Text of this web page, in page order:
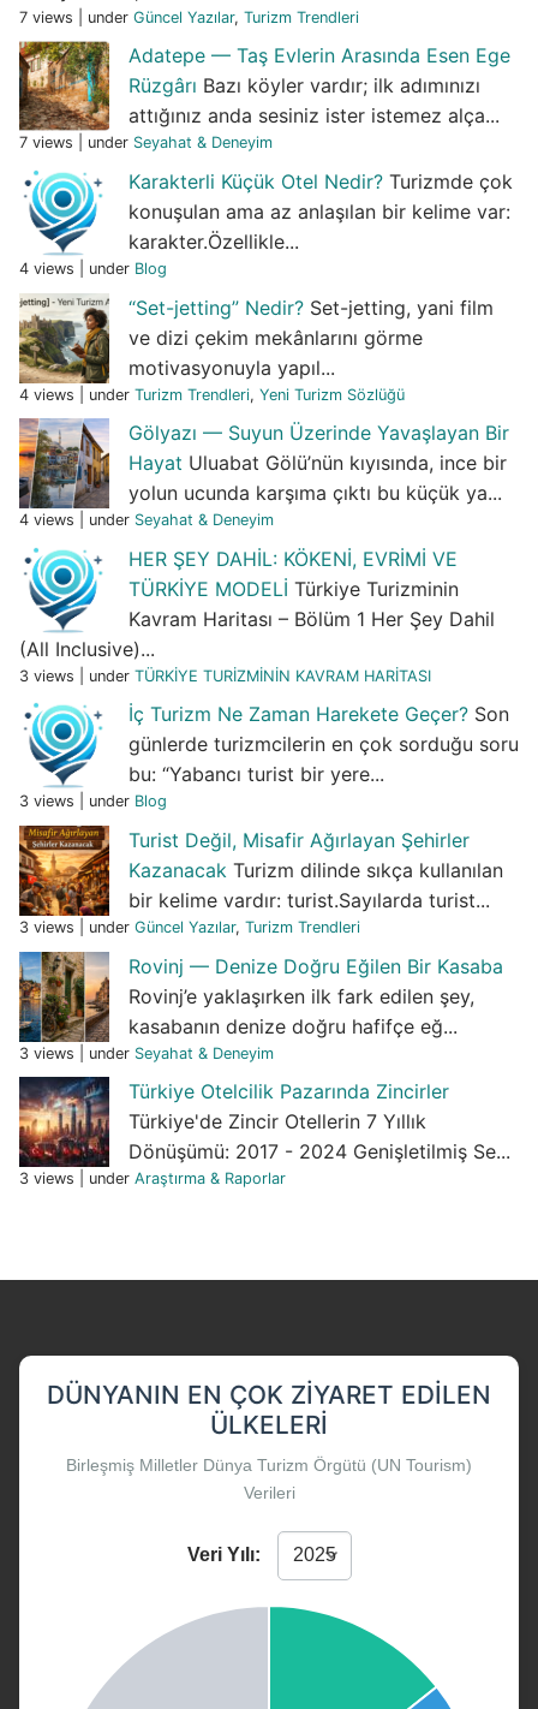
7 views under Güncel Yazılar, Turizm Trendleri
Adatepe — Taş Evlerin Arasında Esen Ege
Rüzgârı Bazı köyler vardır; ilk adımınızı
attığınız anda sesiniz ister istemez alça...
7 views under Seyahat & Deneyim
Karakterli Küçük Otel Nedir? Turizmde çok
konuşulan ama az anlaşılan bir kelime var:
karakter.Özellikle...
4 views under Blog
“Set-jetting” Nedir? Set-jetting, yani film
ve dizi çekim mekânlarını görme
motivasyonuyla yapıl...
4 views under Turizm Trendleri, Yeni Turizm Sözlüğü
Gölyazı — Suyun Üzerinde Yavaşlayan Bir
Hayat Uluabat Gölü’nün kıyısında, ince bir
yolun ucunda karşıma çıktı bu küçük ya...
4 views under Seyahat & Deneyim
HER ŞEY DAHİL: KÖKENİ, EVRİMİ VE
TÜRKİYE MODELİ Türkiye Turizminin
Kavram Haritası – Bölüm 1 Her Şey Dahil
(All Inclusive)...
3 views under TÜRKİYE TURİZMİNİN KAVRAM HARİTASI
İç Turizm Ne Zaman Harekete Geçer? Son
günlerde turizmcilerin en çok sorduğu soru
bu: “Yabancı turist bir yere...
3 views under Blog
Turist Değil, Misafir Ağırlayan Şehirler
Kazanacak Turizm dilinde sıkça kullanılan
bir kelime vardır: turist.Sayılarda turist...
3 views under Güncel Yazılar, Turizm Trendleri
Rovinj — Denize Doğru Eğilen Bir Kasaba
Rovinj’e yaklaşırken ilk fark edilen şey,
kasabanın denize doğru hafifçe eğ...
3 views under Seyahat & Deneyim
Türkiye Otelcilik Pazarında Zincirler
Türkiye'de Zincir Otellerin 7 Yıllık
Dönüşümü: 2017 - 2024 Genişletilmiş Se...
3 views under Araştırma & Raporlar
DÜNYANIN EN ÇOK ZIYARET EDILEN
ÜLKELERI
Birleşmiş Milletler Dünya Turizm Örgütü (UN Tourism)
Verileri
Veri Yılı: